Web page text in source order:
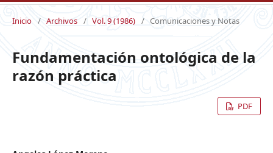
Inicio / Archivos / Vol. 9 (1986) / Comunicaciones y Notas
Fundamentación ontológica de la
razón práctica
PDF